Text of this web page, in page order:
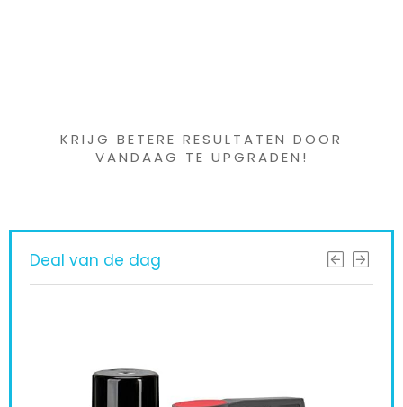
KRIJG BETERE RESULTATEN DOOR
VANDAAG TE UPGRADEN!
Deal van de dag